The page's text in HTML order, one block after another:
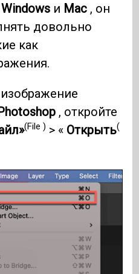
Windows и Mac , он
довольно
как
, откройте
(File ) > « Открыть(